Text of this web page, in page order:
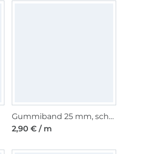
Gummiband 25 mm, schwarz
2,90 € / m